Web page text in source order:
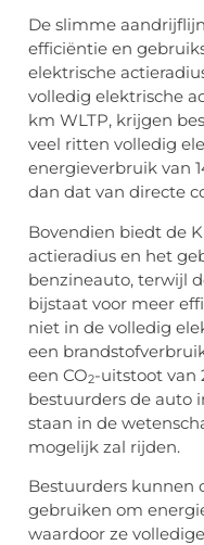
De slimme
efficiëntie en
elektrische
volledig elektrische
km WLTP, krijgen
veel ritten volledig
energieverbruik van
dan dat van directe
Bovendien biedt de
actieradius en het
benzineauto, terwijl
bijstaat voor meer
niet in de volledig
een
een CO2-uitstoot van
bestuurders de auto
staan in de
mogelijk zal rijden.
Bestuurders kunnen
gebruiken om
waardoor ze